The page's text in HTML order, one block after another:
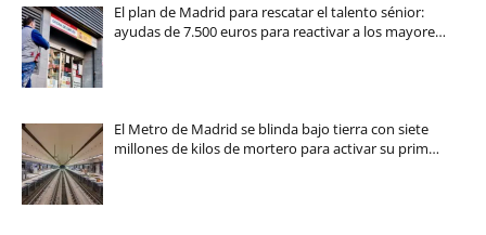
El plan de Madrid para rescatar el talento sénior:
ayudas de 7.500 euros para reactivar a los mayore…
El Metro de Madrid se blinda bajo tierra con siete
millones de kilos de mortero para activar su prim…